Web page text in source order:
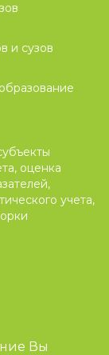
и сузов
оценка
учета,
Вы